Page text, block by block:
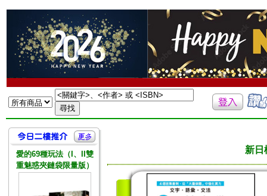
愛的69種玩法（I、II雙
重魅惑夾鏈袋限量版）
新日